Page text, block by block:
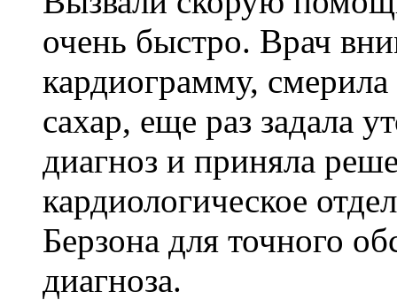
очень быстро. Врач
кардиограмму,
сахар, еще раз задала
диагноз и приняла
кардиологическое
Берзона для точного
диагноза.